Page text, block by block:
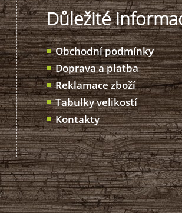
Důležité
Obchodní podmínky
Doprava a platba
Reklamace zboží
Tabulky velikostí
Kontakty